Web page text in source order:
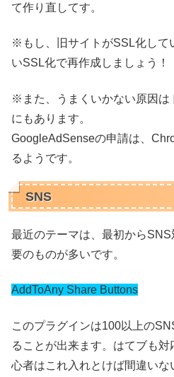
て作り直してす。
※もし、旧サイトがSSL化して
いSSL化で再作成しましょう！
※また、うまくいかない原因は
にもあります。
GoogleAdSenseの申請は、
るようです。
SNS
最近のテーマは、最初から
要のものが多いです。
AddToAny Share Buttons
このプラグインは100以上の
ることが出来ます。はてブも
心者はこれ入れとけば間違い